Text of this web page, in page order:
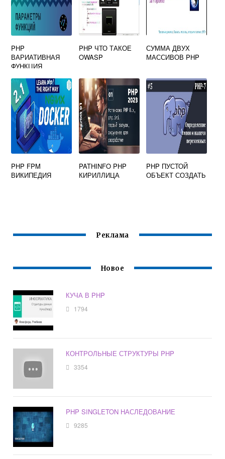
PHP
ВАРИАТИВНАЯ
ФУНКЦИЯ
PHP ЧТО ТАКОЕ
OWASP
СУММА ДВУХ
МАССИВОВ PHP
PHP FPM
ВИКИПЕДИЯ
PATHINFO PHP
КИРИЛЛИЦА
PHP ПУСТОЙ
ОБЪЕКТ СОЗДАТЬ
Реклама
Новое
КУЧА В PHP
1794
КОНТРОЛЬНЫЕ СТРУКТУРЫ PHP
3354
PHP SINGLETON НАСЛЕДОВАНИЕ
9285